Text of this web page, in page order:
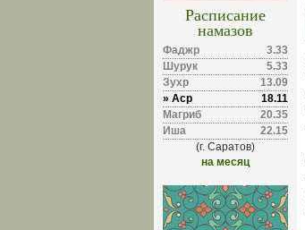
Расписание
намазов
Фаджр
3.33
Шурук
5.33
Зухр
13.09
» Аср
18.11
Магриб
20.35
Иша
22.15
(г. Саратов)
на месяц